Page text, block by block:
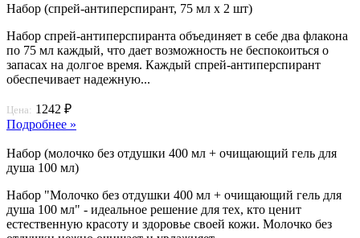
Набор (спрей-антиперспирант, 75 мл х 2 шт)
Набор спрей-антиперспиранта объединяет в себе два флакона
по 75 мл каждый, что дает возможность не беспокоиться о
запасах на долгое время. Каждый спрей-антиперспирант
обеспечивает надежную...
Цена: 1242 ₽
Подробнее »
Набор (молочко без отдушки 400 мл + очищающий гель для
душа 100 мл)
Набор "Молочко без отдушки 400 мл + очищающий гель для
душа 100 мл" - идеальное решение для тех, кто ценит
естественную красоту и здоровье своей кожи. Молочко без